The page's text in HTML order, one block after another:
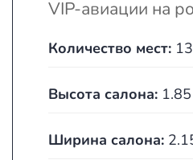
VIP-авиации на
Количество мест: 13
Высота салона:
Ширина салона: